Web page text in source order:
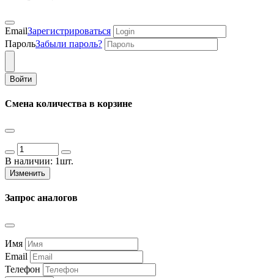
EmailЗарегистрироваться
ПарольЗабыли пароль?
Войти
Смена количества в корзине
В наличии: 1шт.
Изменить
Запрос аналогов
Имя
Email
Телефон